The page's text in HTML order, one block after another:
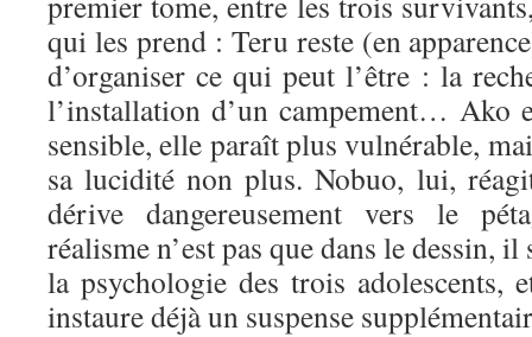
qui les prend : Teru reste (en
d’organiser ce qui peut l’être : la
l’installation d’un campement… Ako
sensible, elle paraît plus vulnérable,
sa lucidité non plus. Nobuo, lui,
dérive dangereusement vers le
réalisme n’est pas que dans le dessin, il
la psychologie des trois adolescents,
instaure déjà un suspense